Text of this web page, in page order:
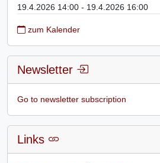
19.4.2026 14:00 - 19.4.2026 16:00
zum Kalender
Newsletter
Go to newsletter subscription
Links